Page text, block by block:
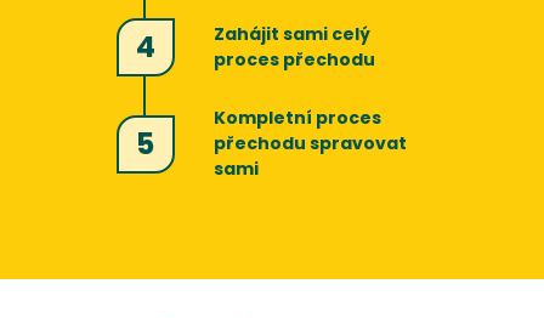
4
Zahájit sami celý
proces přechodu
5
Kompletní proces
přechodu spravovat
sami